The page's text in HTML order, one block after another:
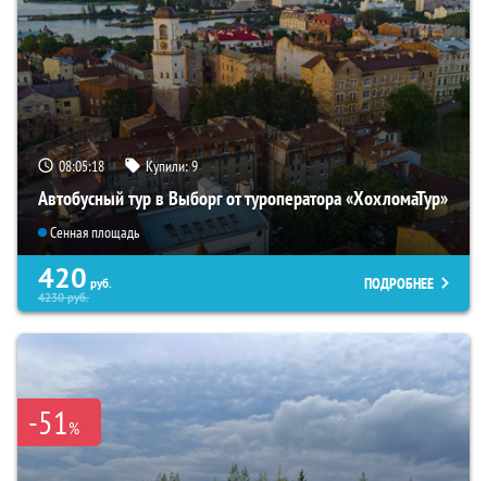
08:05:17 Купили:9
Автобусный тур в Выборг от туроператора «ХохломаТур»
Сенная площадь
420 руб.
4230руб.
ПОДРОБНЕЕ
-51%